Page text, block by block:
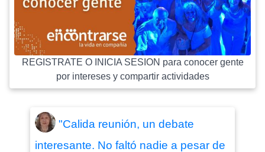
REGISTRATE O INICIA SESION para conocer gente
por intereses y compartir actividades
"Calida reunión, un debate
interesante. No faltó nadie a pesar de